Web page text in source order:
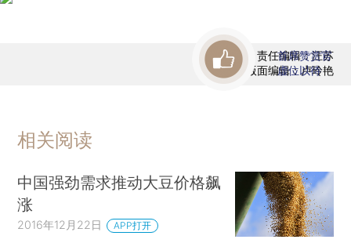
责任编辑：汪苏
版面编辑：卢玲艳
首席赞赏官
虚位以待
相关阅读
中国强劲需求推动大豆价格飙
涨
2016年12月22日 APP打开